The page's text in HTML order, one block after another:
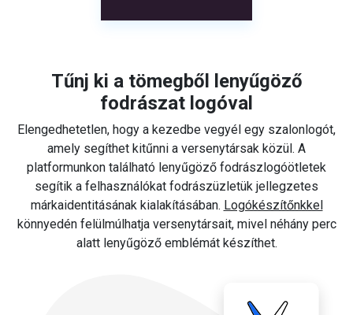
Tűnj ki a tömegből lenyűgöző
fodrászat logóval
Elengedhetetlen, hogy a kezedbe vegyél egy szalonlogót,
amely segíthet kitűnni a versenytársak közül. A
platformunkon található lenyűgöző fodrászlogóötletek
segítik a felhasználókat fodrászüzletük jellegzetes
márkaidentitásának kialakításában. Logókészítőnkkel
könnyedén felülmúlhatja versenytársait, mivel néhány perc
alatt lenyűgöző emblémát készíthet.